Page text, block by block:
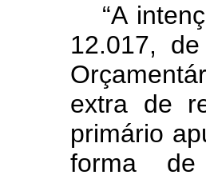
“A
12.017,
extra de
primário
forma de